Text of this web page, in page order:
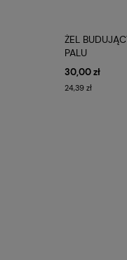
ŻEL
PALU
30,00 zł
24,39 zł